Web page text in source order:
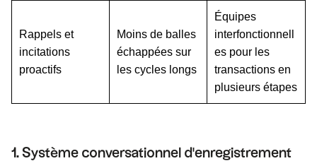
Rappels et
incitations
proactifs
Moins de balles
échappées sur
les cycles longs
Équipes
interfonctionnell
es pour les
transactions en
plusieurs étapes
1. Système conversationnel d'enregistrement